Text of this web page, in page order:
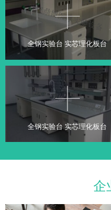
全钢实验台 实芯理化板台
全钢实验台 实芯理化板台
企